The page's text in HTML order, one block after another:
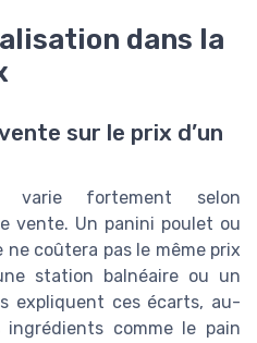
dans la
sur le prix d’un
fortement selon
vente. Un panini poulet ou
coûtera pas le même prix
station balnéaire ou un
expliquent ces écarts, au-
comme le pain